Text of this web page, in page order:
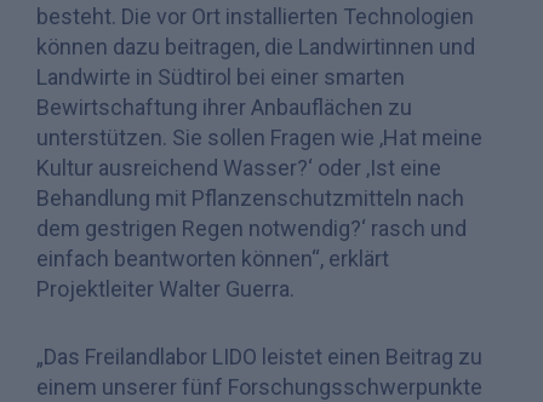
besteht. Die vor Ort installierten Technologien
können dazu beitragen, die Landwirtinnen und
Landwirte in Südtirol bei einer smarten
Bewirtschaftung ihrer Anbauflächen zu
unterstützen. Sie sollen Fragen wie ‚Hat meine
Kultur ausreichend Wasser?‘ oder ‚Ist eine
Behandlung mit Pflanzenschutzmitteln nach
dem gestrigen Regen notwendig?‘ rasch und
einfach beantworten können“, erklärt
Projektleiter Walter Guerra.
„Das Freilandlabor LIDO leistet einen Beitrag zu
einem unserer fünf Forschungsschwerpunkte